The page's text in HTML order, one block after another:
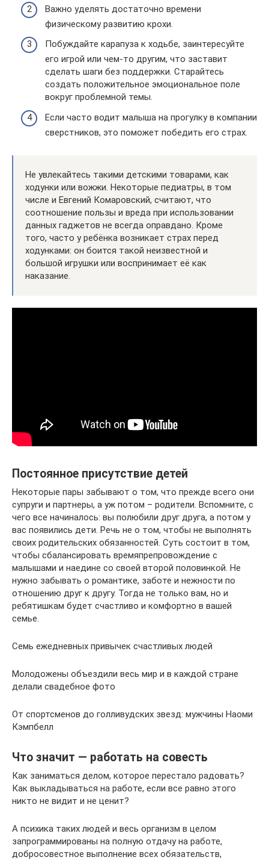
Важно уделять достаточно времени
физическому развитию крохи.
Побуждайте карапуза к ходьбе, заинтересуйте
его игрой или чем-то другим, что заставит
сделать шаги без поддержки. Старайтесь
создать положительное эмоциональное поле
вокруг проблемной темы.
Если часто водит малыша на прогулку в компании
сверстников, это поможет победить его страх.
Не увлекайтесь такими детскими товарами, как
ходунки или вожжи. Некоторые педиатры, в том
числе и Евгений Комаровский, считают, что
соотношение пользы и вреда при использовании
данных гаджетов не всегда оправдано. Кроме
того, часто у ребёнка возникает страх перед
ходунками: он боится такой неизвестной и
большой игрушки или воспринимает её как
наказание.
Постоянное присутствие детей
Некоторые пары забывают о том, что прежде всего они
супруги и партнеры, а уж потом – родители. Вспомните, с
чего все начиналось: вы полюбили друг друга, а потом у
вас появились дети. Речь не о том, чтобы не выполнять
своих родительских обязанностей. Суть состоит в том,
чтобы сбалансировать времяпрепровождение с
малышами и наедине со своей второй половинкой. Не
нужно забывать о романтике, заботе и нежности по
отношению друг к другу. Тогда не только вам, но и
ребятишкам будет счастливо и комфортно в вашей
семье.
Семь ежедневных привычек счастливых людей
Молодожены объездили весь мир и в каждой стране
делали свадебное фото
От спортсменов до голливудских звезд: мужчины Наоми
Кэмпбелл
Что значит — работать на совесть
Как заниматься делом, которое перестало радовать?
Как выкладываться на работе, если все равно этого
никто не видит и не ценит?
А психика таких людей и весь организм в целом
запрограммированы на полную отдачу на работе,
добросовестное выполнение всех обязательств,